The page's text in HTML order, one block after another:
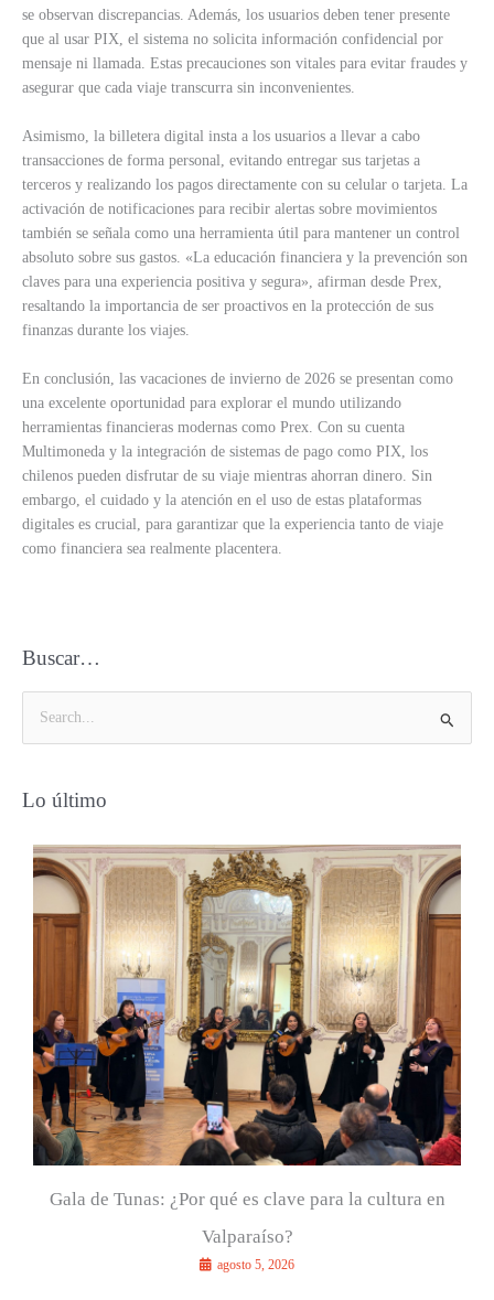
se observan discrepancias. Además, los usuarios deben tener presente
que al usar PIX, el sistema no solicita información confidencial por
mensaje ni llamada. Estas precauciones son vitales para evitar fraudes y
asegurar que cada viaje transcurra sin inconvenientes.
Asimismo, la billetera digital insta a los usuarios a llevar a cabo
transacciones de forma personal, evitando entregar sus tarjetas a
terceros y realizando los pagos directamente con su celular o tarjeta. La
activación de notificaciones para recibir alertas sobre movimientos
también se señala como una herramienta útil para mantener un control
absoluto sobre sus gastos. «La educación financiera y la prevención son
claves para una experiencia positiva y segura», afirman desde Prex,
resaltando la importancia de ser proactivos en la protección de sus
finanzas durante los viajes.
En conclusión, las vacaciones de invierno de 2026 se presentan como
una excelente oportunidad para explorar el mundo utilizando
herramientas financieras modernas como Prex. Con su cuenta
Multimoneda y la integración de sistemas de pago como PIX, los
chilenos pueden disfrutar de su viaje mientras ahorran dinero. Sin
embargo, el cuidado y la atención en el uso de estas plataformas
digitales es crucial, para garantizar que la experiencia tanto de viaje
como financiera sea realmente placentera.
Buscar…
c
Lo último
Gala de Tunas: ¿Por qué es clave para la cultura en
Valparaíso?
agosto 5, 2026